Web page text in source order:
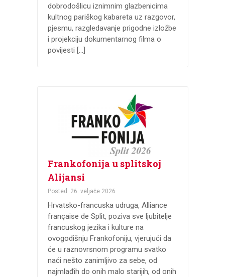
dobrodošlicu iznimnim glazbenicima
kultnog pariškog kabareta uz razgovor,
pjesmu, razgledavanje prigodne izložbe
i projekciju dokumentarnog filma o
povijesti […]
Frankofonija u splitskoj
Alijansi
Posted: 26. veljače 2026
Hrvatsko-francuska udruga, Alliance
française de Split, poziva sve ljubitelje
francuskog jezika i kulture na
ovogodišnju Frankofoniju, vjerujući da
će u raznovrsnom programu svatko
naći nešto zanimljivo za sebe, od
najmlađih do onih malo starijih, od onih